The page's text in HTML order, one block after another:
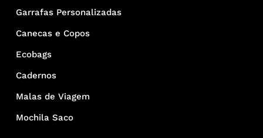
Garrafas Personalizadas
Canecas e Copos
Ecobags
Cadernos
Malas de Viagem
Mochila Saco